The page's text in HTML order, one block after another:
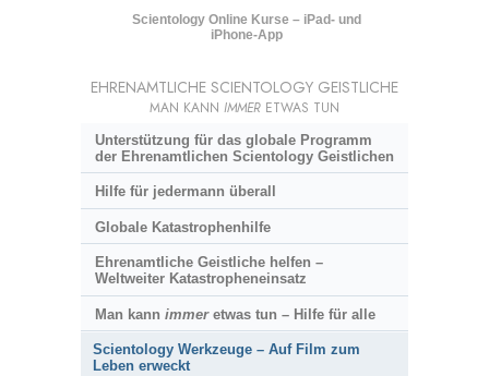
Scientology Online Kurse – iPad- und
iPhone-App
EHRENAMTLICHE SCIENTOLOGY GEISTLICHE
MAN KANN IMMER ETWAS TUN
Unterstützung für das globale Programm
der Ehrenamtlichen Scientology Geistlichen
Hilfe für jedermann überall
Globale Katastrophenhilfe
Ehrenamtliche Geistliche helfen –
Weltweiter Katastropheneinsatz
Man kann immeretwas tun – Hilfe für alle
Scientology Werkzeuge – Auf Film zum
Leben erweckt